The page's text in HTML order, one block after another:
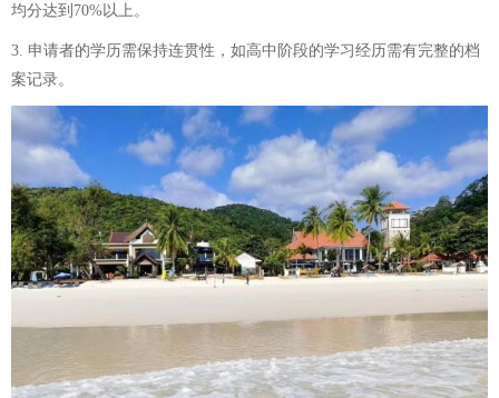
均分达到70%以上。
3. 申请者的学历需保持连贯性，如高中阶段的学习经历需有完整的档
案记录。